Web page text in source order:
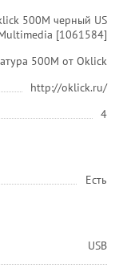
500M черный US
[1061584]
500M от Oklick
http://oklick.ru/
4
Есть
USB